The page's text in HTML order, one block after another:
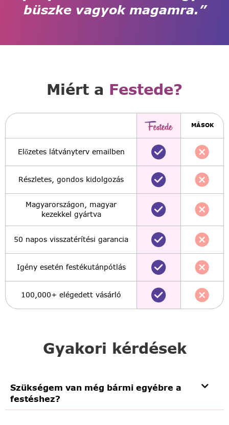
büszke vagyok magamra.”
Gyakori kérdések
Szükségem van még bármi egyébre a
festéshez?
Miért a Festede?
MÁSOK
Előzetes látványterv emailben
Részletes, gondos kidolgozás
Magyarországon, magyar
kezekkel gyártva
50 napos visszatérítési garancia
Igény esetén festékutánpótlás
100,000+ elégedett vásárló